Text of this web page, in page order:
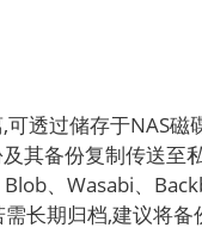
透过储存于NAS磁
其备份复制传送至
、Wasabi、
长期归档,建议将